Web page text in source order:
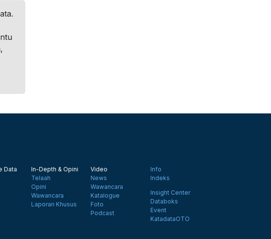
Data
In-Depth & Opini
Telaah
Opini
Wawancara
Laporan Khusus
Video
News
Wawancara
Katalogue
Foto
Podcast
Info
Indeks
Insight Center
Databoks
Event
KatadataOTO